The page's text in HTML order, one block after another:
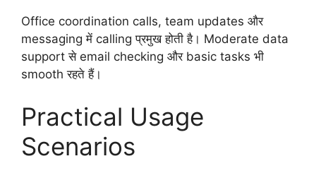
Office coordination calls, team updates और
messaging में calling प्रमुख होती है। Moderate data
support से email checking और basic tasks भी
smooth रहते हैं।
Practical Usage
Scenarios